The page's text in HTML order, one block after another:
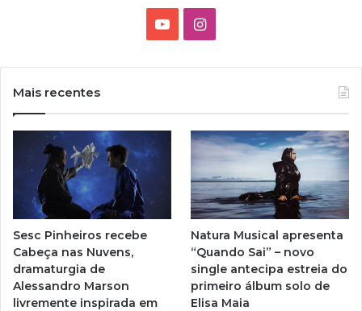
T
e
I
t
g
r
a
m
Mais recentes
Sesc Pinheiros recebe
Cabeça nas Nuvens,
dramaturgia de
Alessandro Marson
livremente inspirada em
Natura Musical apresenta
“Quando Sai” – novo
single antecipa estreia do
primeiro álbum solo de
Elisa Maia